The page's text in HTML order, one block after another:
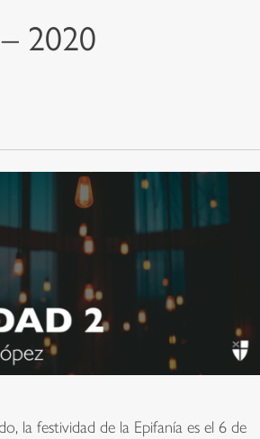
2020
la festividad de la Epifanía es el 6 de